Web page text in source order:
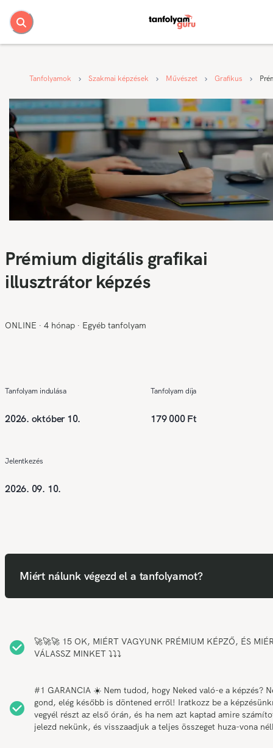
Tanfolyamok Szakmai képzések Művészet Grafikus
Prémium digitális grafikai
illusztrátor képzés
ONLINE ∙ 4 hónap ∙ Egyéb tanfolyam
Tanfolyam indulása
2026. október 10.
Tanfolyam díja
179 000 Ft
Jelentkezés
2026. 09. 10.
Miért nálunk végezd el a tanfolyamot?
🚀🚀🚀 15 OK, MIÉRT VAGYUNK PRÉMIUM KÉPZŐ, ÉS
VÁLASSZ MINKET ⤵️⤵️⤵️
#1 GARANCIA ☀️ Nem tudod, hogy Neked való-e a képzés?
gond, elég később is döntened erről! Iratkozz be a
vegyél részt az első órán, és ha nem azt kaptad amire
jelezd nekünk, és visszaadjuk a teljes összeget huza-vona